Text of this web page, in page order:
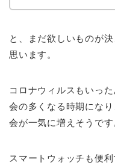
と、まだ欲しいものが
思います。
コロナウィルスもいっ
会の多くなる時期にな
会が一気に増えそうです
スマートウォッチも便